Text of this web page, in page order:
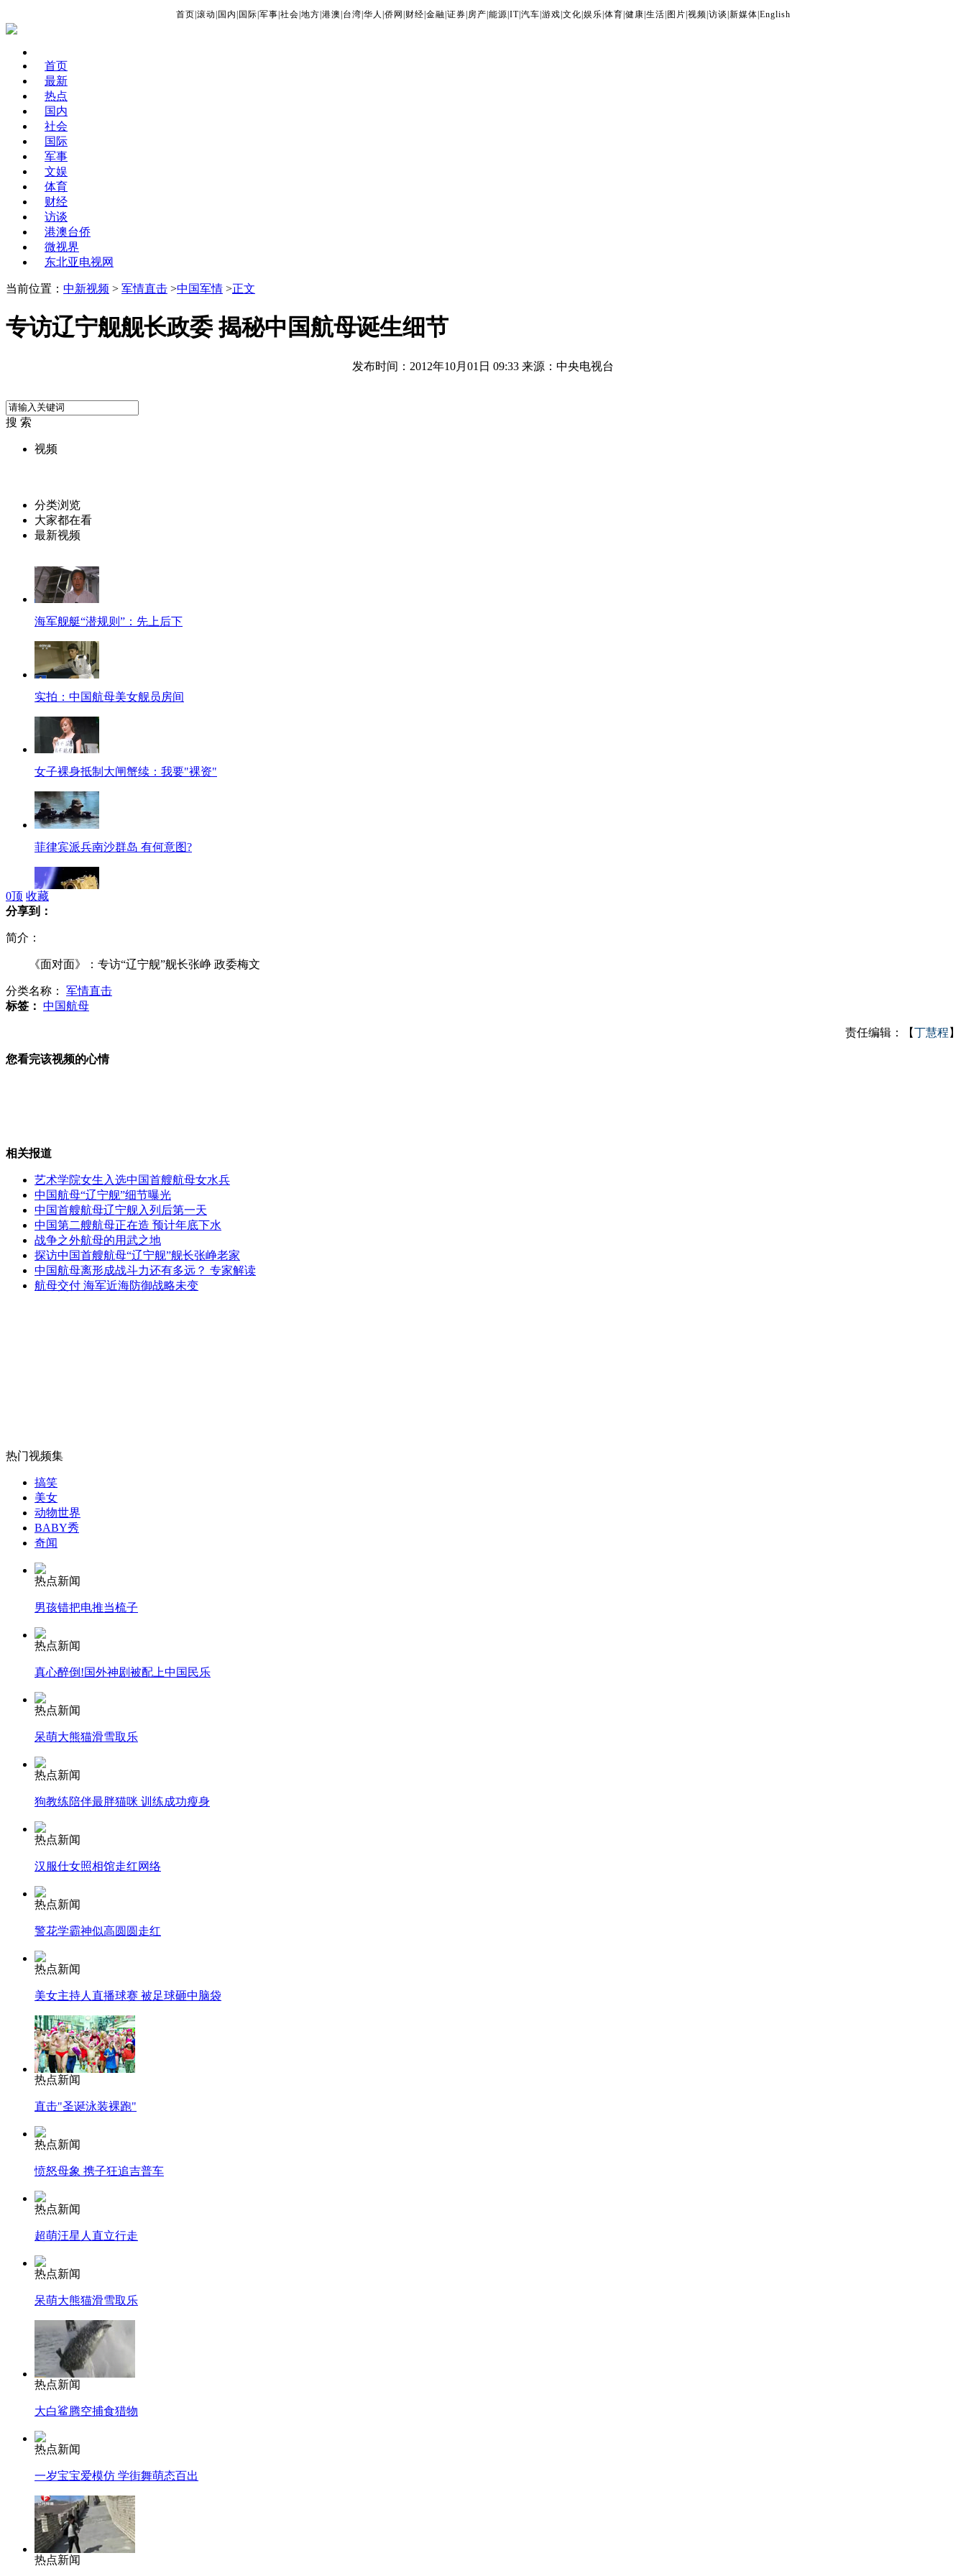
首页 滚动 国内 国际 军事 社会 地方 港澳 台湾 华人 侨网 财经 金融 证券 房产 能源 IT| 汽车 游戏 文化 娱乐 体育 健康 生活 图片 视频 访谈 新媒体 English
首页
最新
热点
国内
社会
国际
军事
文娱
体育
财经
访谈
港澳台侨
微视界
东北亚电视网
当前位置： 中新视频 > 军情直击 >中国军情 >正文
专访辽宁舰舰长政委 揭秘中国航母诞生细节
发布时间：2012年10月01日 09:33 来源：中央电视台
搜 索
视频
分类浏览
大家都在看
最新视频
海军舰艇“潜规则”：先上后下
实拍：中国航母美女舰员房间
女子裸身抵制大闸蟹续：我要"裸资"
菲律宾派兵南沙群岛 有何意图?
5名德国人死于京津塘高速车祸
深圳：套牌军车打人冲卡很猖狂
悲催 下车方便被落高速公路
山西运城恶犬咬伤多人 警民合力深夜将其击毙
安徽一实载49人客车翻车
消防员救轻生者 花炮节热闹非凡 减压"枕头大战"
纽约上演“枕头大战”
司机酒驾遇交警 急速倒车逃窜
0顶 收藏
分享到：
简介：
《面对面》：专访“辽宁舰”舰长张峥 政委梅文
分类名称： 军情直击
标签： 中国航母
责任编辑：【丁慧程 】
您看完该视频的心情
相关报道
艺术学院女生入选中国首艘航母女水兵
中国航母“辽宁舰”细节曝光
中国首艘航母辽宁舰入列后第一天
中国第二艘航母正在造 预计年底下水
战争之外航母的用武之地
探访中国首艘航母“辽宁舰”舰长张峥老家
中国航母离形成战斗力还有多远？ 专家解读
航母交付 海军近海防御战略未变
热门视频集
搞笑
美女
动物世界
BABY秀
奇闻
热点新闻
男孩错把电推当梳子
热点新闻
真心醉倒!国外神剧被配上中国民乐
热点新闻
呆萌大熊猫滑雪取乐
热点新闻
狗教练陪伴最胖猫咪 训练成功瘦身
热点新闻
汉服仕女照相馆走红网络
热点新闻
警花学霸神似高圆圆走红
热点新闻
美女主持人直播球赛 被足球砸中脑袋
热点新闻
直击"圣诞泳装裸跑"
热点新闻
愤怒母象 携子狂追吉普车
热点新闻
超萌汪星人直立行走
热点新闻
呆萌大熊猫滑雪取乐
热点新闻
大白鲨腾空捕食猎物
热点新闻
一岁宝宝爱模仿 学街舞萌态百出
热点新闻